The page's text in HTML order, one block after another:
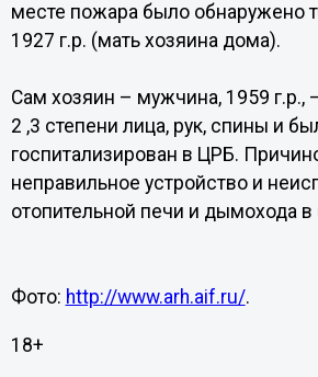
месте пожара было обнаружено
1927 г.р. (мать хозяина дома).
Сам хозяин – мужчина, 1959 г.р.,
2 ,3 степени лица, рук, спины и
госпитализирован в ЦРБ.
неправильное устройство и
отопительной печи и дымохода в
Фото: http://www.arh.aif.ru/.
18+